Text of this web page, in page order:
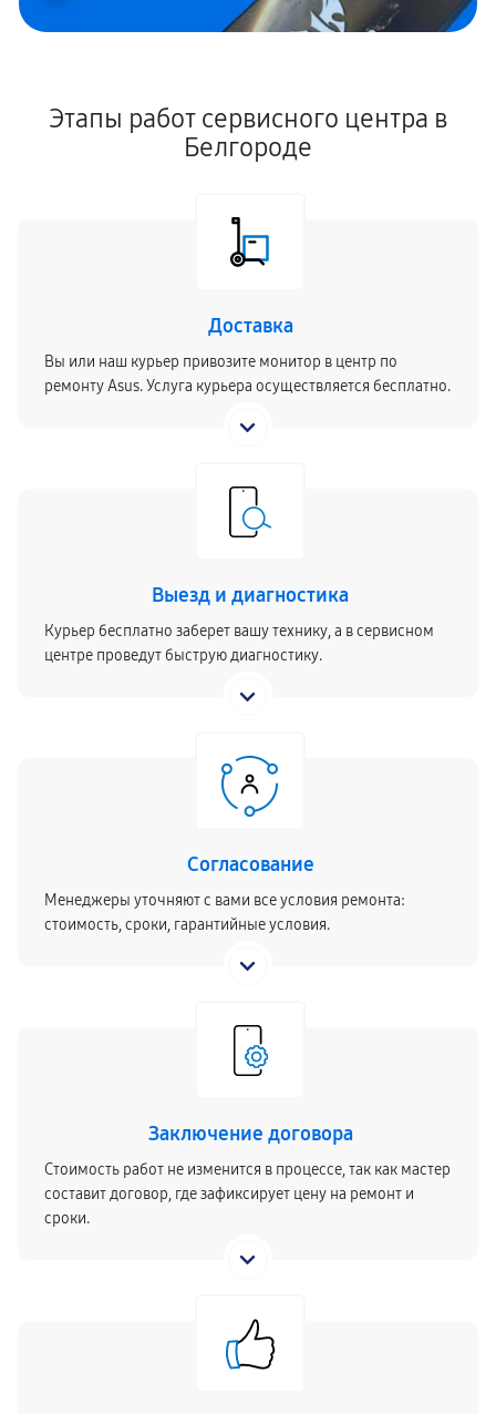
Этапы работ сервисного центра в
Белгороде
Доставка
Вы или наш курьер привозите монитор в центр по
ремонту Asus. Услуга курьера осуществляется бесплатно.
Выезд и диагностика
Курьер бесплатно заберет вашу технику, а в сервисном
центре проведут быструю диагностику.
Согласование
Менеджеры уточняют с вами все условия ремонта:
стоимость, сроки, гарантийные условия.
Заключение договора
Стоимость работ не изменится в процессе, так как мастер
составит договор, где зафиксирует цену на ремонт и
сроки.